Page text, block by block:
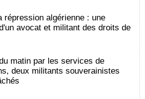
répression algérienne : une
avocat et militant des droits de
matin par les services de
deux militants souverainistes